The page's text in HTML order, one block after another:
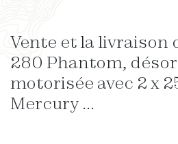
Vente et la livraison
280 Phantom,
motorisée avec 2 x
Mercury ...